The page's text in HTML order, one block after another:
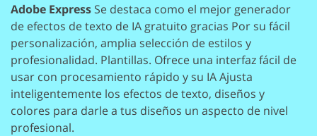
Adobe Express Se destaca como el mejor generador
de efectos de texto de IA gratuito gracias Por su fácil
personalización, amplia selección de estilos y
profesionalidad. Plantillas. Ofrece una interfaz fácil de
usar con procesamiento rápido y su IAAjusta
inteligentemente los efectos de texto, diseños y
colores para darle a tus diseños un aspecto de nivel
profesional.